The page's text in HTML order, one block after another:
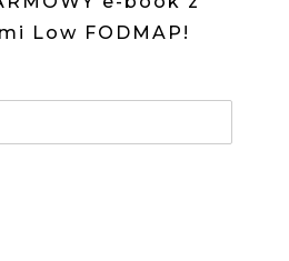
Low FODMAP!